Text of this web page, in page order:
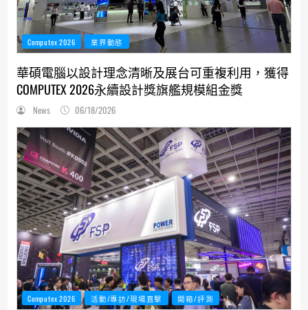
Computex 2026 業界動態
華碩電腦以設計理念清晰及展台可重複利用，獲得
COMPUTEX 2026永續設計獎旗艦規模組金獎
News 06/18/2026
Computex 2026 活動/專訪/現場直擊 開箱/評測